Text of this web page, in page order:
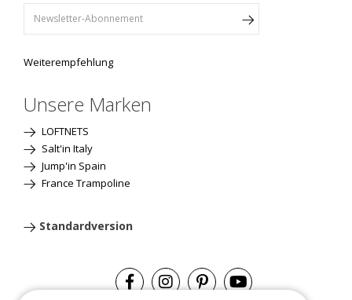
Weiterempfehlung
Unsere Marken
LOFTNETS
Salt'in Italy
Jump'in Spain
France Trampoline
Standardversion